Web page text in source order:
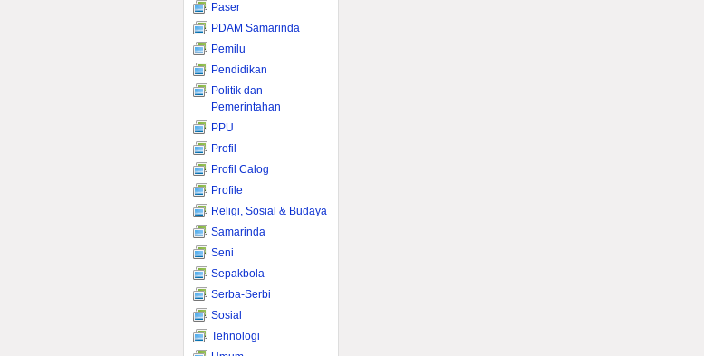
Paser
PDAM Samarinda
Pemilu
Pendidikan
Politik dan
Pemerintahan
PPU
Profil
Profil Calog
Profile
Religi, Sosial & Budaya
Samarinda
Seni
Sepakbola
Serba-Serbi
Sosial
Tehnologi